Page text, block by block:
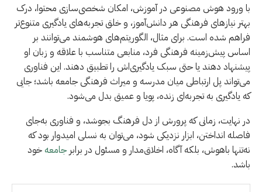
با ورود هوش مصنوعی در آموزش، امکان شخصی‌سازی محتوا، درک
بهتر نیازهای فرهنگی هر دانش‌آموز، و خلق تجربه‌های یادگیری متنوع‌تر
فراهم شده است. برای مثال، الگوریتم‌های هوشمند می‌توانند بر
اساس پیش‌زمینه فرهنگی فرد، منابعی متناسب با علاقه و زبان او
پیشنهاد دهند یا حتی سبک یادگیری‌اش را تطبیق دهند. این فناوری
می‌تواند پل ارتباطی میان مدرسه و میراث فرهنگی جامعه باشد؛ جایی
که یادگیری به تجربه‌ای زنده، پویا و عمیق بدل می‌شود.
در نهایت، زمانی که پرورش از دل فرهنگ بجوشد، و فناوری به‌جای
فاصله انداختن، ابزار نزدیکی شود، می‌توان به نسلی امیدوار بود که
نه‌تنها باهوش، بلکه آگاه، اخلاق‌مدار و مسئول در برابرجامعه خود
باشد.